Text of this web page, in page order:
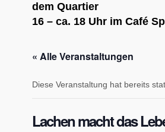
dem Quartier
16 – ca. 18 Uhr im Café
« Alle Veranstaltungen
Diese Veranstaltung hat bereits
Lachen macht das